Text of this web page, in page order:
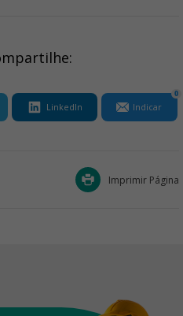
LinkedIn Indicar
0
Imprimir Página